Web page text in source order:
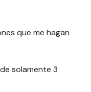
que me hagan
solamente 3